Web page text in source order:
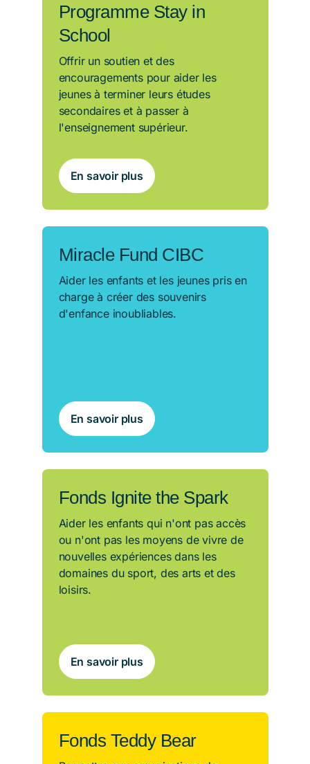
Programme Stay in
School
Offrir un soutien et des
encouragements pour aider les
jeunes à terminer leurs études
secondaires et à passer à
l'enseignement supérieur.
En savoir plus
Miracle Fund CIBC
Aider les enfants et les jeunes pris en
charge à créer des souvenirs
d'enfance inoubliables.
En savoir plus
Fonds Ignite the Spark
Aider les enfants qui n'ont pas accès
ou n'ont pas les moyens de vivre de
nouvelles expériences dans les
domaines du sport, des arts et des
loisirs.
En savoir plus
Fonds Teddy Bear